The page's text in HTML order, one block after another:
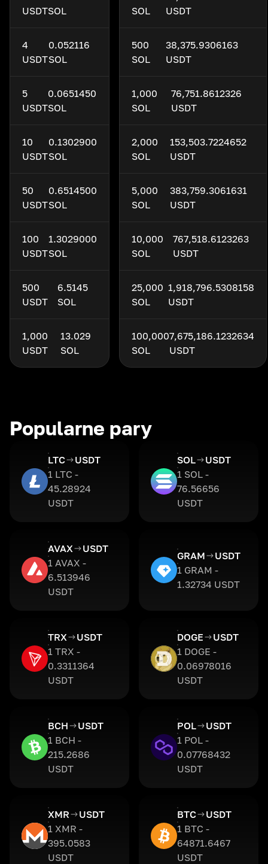
USDTSOL
4
USDT
0.052116
SOL
5
USDT
0.0651450
SOL
10
USDT
0.1302900
SOL
50
USDT
0.6514500
SOL
100
USDT
1.3029000
SOL
500
USDT
6.5145
SOL
1,000
USDT
13.029
SOL
SOL
USDT
500
SOL
38,375.9306163
USDT
1,000
SOL
76,751.8612326
USDT
2,000
SOL
153,503.7224652
USDT
5,000
SOL
383,759.3061631
USDT
10,000
SOL
767,518.6123263
USDT
25,000
SOL
1,918,796.5308158
USDT
100,000
SOL
7,675,186.1232634
USDT
Popularne pary
LTC
USDT
1 LTC -
45.28924
USDT
SOL
USDT
1 SOL -
76.56656
USDT
AVAX
USDT
1 AVAX -
6.513946
USDT
GRAM
USDT
1 GRAM -
1.32734 USDT
TRX
USDT
1 TRX -
0.3311364
USDT
DOGE
USDT
1 DOGE -
0.06978016
USDT
BCH
USDT
1 BCH -
215.2686
USDT
POL
USDT
1 POL -
0.07768432
USDT
XMR
USDT
1 XMR -
395.0583
USDT
BTC
USDT
1 BTC -
64871.6467
USDT